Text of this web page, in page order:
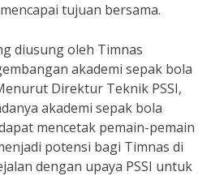
tujuan bersama.
diusung oleh Timnas
akademi sepak bola
Direktur Teknik PSSI,
akademi sepak bola
mencetak pemain-pemain
potensi bagi Timnas di
dengan upaya PSSI untuk